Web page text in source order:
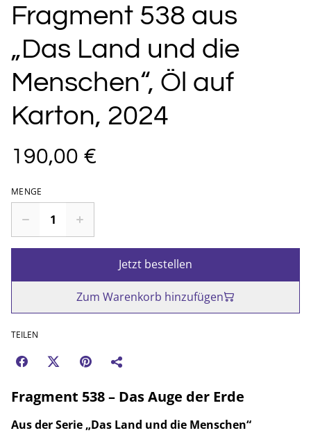
Fragment 538 aus
„Das Land und die
Menschen“, Öl auf
Karton, 2024
190,00 €
MENGE
Jetzt bestellen
Zum Warenkorb hinzufügen
TEILEN
Fragment 538 – Das Auge der Erde
Aus der Serie „Das Land und die Menschen“